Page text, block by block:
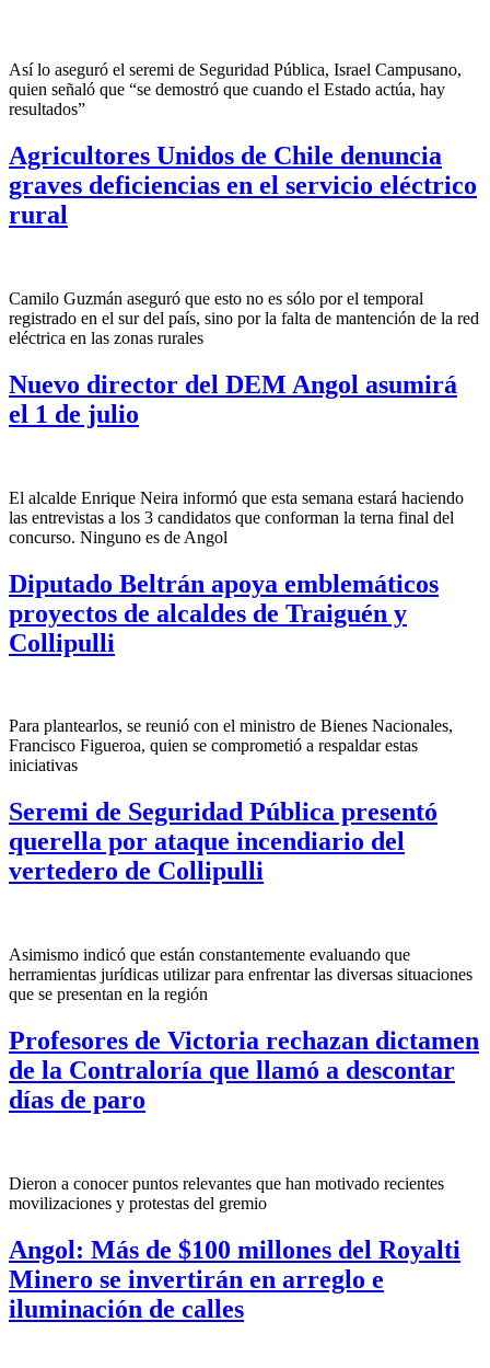
Así lo aseguró el seremi de Seguridad Pública, Israel Campusano,
quien señaló que “se demostró que cuando el Estado actúa, hay
resultados”
Agricultores Unidos de Chile denuncia
graves deficiencias en el servicio eléctrico
rural
Camilo Guzmán aseguró que esto no es sólo por el temporal
registrado en el sur del país, sino por la falta de mantención de la red
eléctrica en las zonas rurales
Nuevo director del DEM Angol asumirá
el 1 de julio
El alcalde Enrique Neira informó que esta semana estará haciendo
las entrevistas a los 3 candidatos que conforman la terna final del
concurso. Ninguno es de Angol
Diputado Beltrán apoya emblemáticos
proyectos de alcaldes de Traiguén y
Collipulli
Para plantearlos, se reunió con el ministro de Bienes Nacionales,
Francisco Figueroa, quien se comprometió a respaldar estas
iniciativas
Seremi de Seguridad Pública presentó
querella por ataque incendiario del
vertedero de Collipulli
Asimismo indicó que están constantemente evaluando que
herramientas jurídicas utilizar para enfrentar las diversas situaciones
que se presentan en la región
Profesores de Victoria rechazan dictamen
de la Contraloría que llamó a descontar
días de paro
Dieron a conocer puntos relevantes que han motivado recientes
movilizaciones y protestas del gremio
Angol: Más de $100 millones del Royalti
Minero se invertirán en arreglo e
iluminación de calles